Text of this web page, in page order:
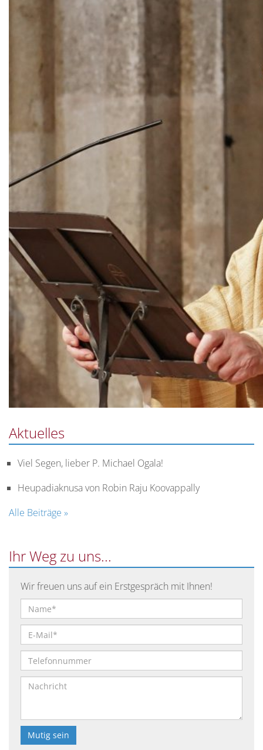
Aktuelles
Viel Segen, lieber P. Michael Ogala!
Heupadiaknusa von Robin Raju Koovappally
Alle Beiträge »
Ihr Weg zu uns...
Wir freuen uns auf ein Erstgespräch mit Ihnen!